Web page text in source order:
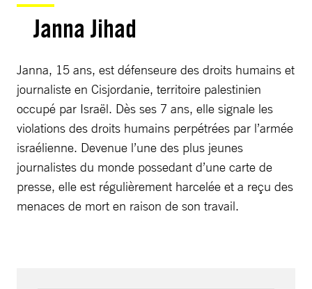
Janna Jihad
Janna, 15 ans, est défenseure des droits humains et
journaliste en Cisjordanie, territoire palestinien
occupé par Israël. Dès ses 7 ans, elle signale les
violations des droits humains perpétrées par l’armée
israélienne. Devenue l’une des plus jeunes
journalistes du monde possedant d’une carte de
presse, elle est régulièrement harcelée et a reçu des
menaces de mort en raison de son travail.